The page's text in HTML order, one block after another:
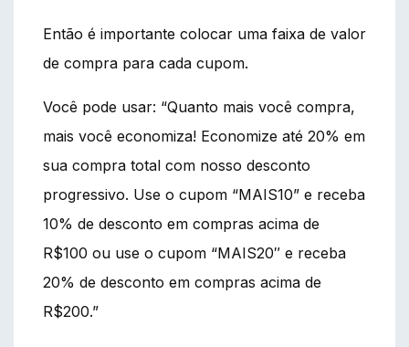
Então é importante colocar uma faixa de valor
de compra para cada cupom.
Você pode usar: “Quanto mais você compra,
mais você economiza! Economize até 20% em
sua compra total com nosso desconto
progressivo. Use o cupom “MAIS10” e receba
10% de desconto em compras acima de
R$100 ou use o cupom “MAIS20″ e receba
20% de desconto em compras acima de
R$200.”